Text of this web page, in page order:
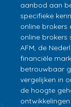
aanbod aan
specifieke
online brokers
online
AFM, de
financiële
betrouwbaar
vergelijken in
de hoogte